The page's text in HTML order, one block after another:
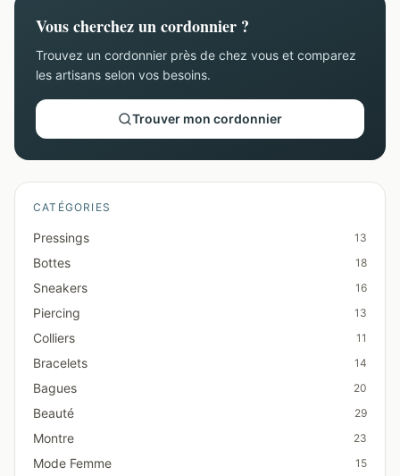
Vous cherchez un cordonnier ?
Trouvez un cordonnier près de chez vous et comparez
les artisans selon vos besoins.
Trouver mon cordonnier
CATÉGORIES
Pressings 13
Bottes 18
Sneakers 16
Piercing 13
Colliers 11
Bracelets 14
Bagues 20
Beauté 29
Montre 23
Mode Femme 15